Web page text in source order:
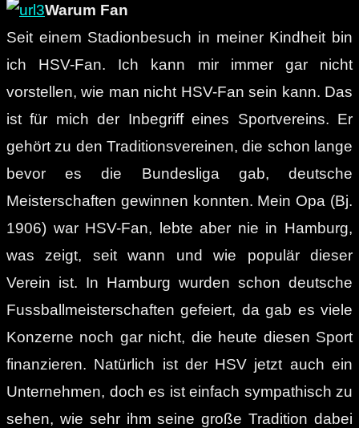
Warum Fan
Seit einem Stadionbesuch in meiner Kindheit bin
ich HSV-Fan. Ich kann mir immer gar nicht
vorstellen, wie man nicht HSV-Fan sein kann. Das
ist für mich der Inbegriff eines Sportvereins. Er
gehört zu den Traditionsvereinen, die schon lange
bevor es die Bundesliga gab, deutsche
Meisterschaften gewinnen konnten. Mein Opa (Bj.
1906) war HSV-Fan, lebte aber nie in Hamburg,
was zeigt, seit wann und wie populär dieser
Verein ist. In Hamburg wurden schon deutsche
Fussballmeisterschaften gefeiert, da gab es viele
Konzerne noch gar nicht, die heute diesen Sport
finanzieren. Natürlich ist der HSV jetzt auch ein
Unternehmen, doch es ist einfach sympathisch zu
sehen, wie sehr ihm seine große Tradition dabei